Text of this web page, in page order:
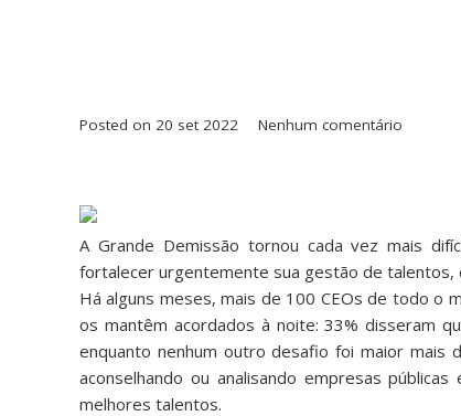
Posted on 20 set 2022 Nenhum comentário
A Grande Demissão tornou cada vez mais
fortalecer urgentemente sua gestão de talentos,
Há alguns meses,mais de 100 CEOs de todo o
os mantêm acordados à noite: 33% disseram
enquanto nenhum outro desafio foi maior mais
aconselhando ou analisando empresas
melhores talentos.